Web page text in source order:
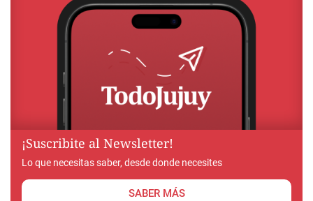
¡Suscribite al Newsletter!
Lo que necesitas saber, desde donde necesites
SABER MÁS